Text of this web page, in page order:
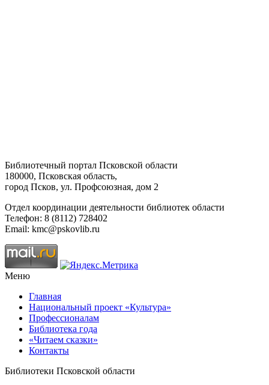
Библиотечный портал Псковской области
180000, Псковская область,
город Псков, ул. Профсоюзная, дом 2
Отдел координации деятельности библиотек области
Телефон: 8 (8112) 728402
Email: kmc@pskovlib.ru
Меню
Главная
Национальный проект «Культура»
Профессионалам
Библиотека года
«Читаем сказки»
Контакты
Библиотеки Псковской области